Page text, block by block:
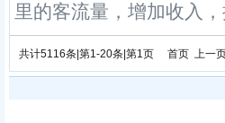
里的客流量，增加收入
共计5116条|第1-20条|第1页 首页 上一